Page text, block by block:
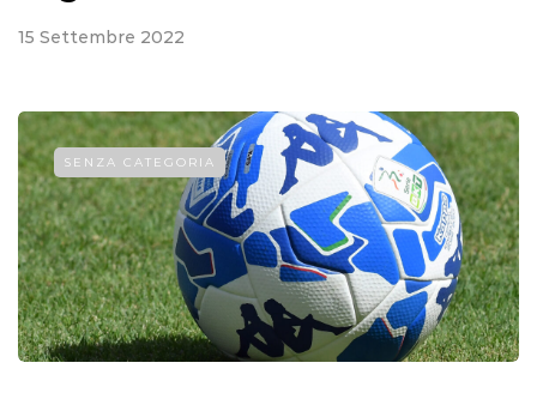
15 Settembre 2022
SENZA CATEGORIA